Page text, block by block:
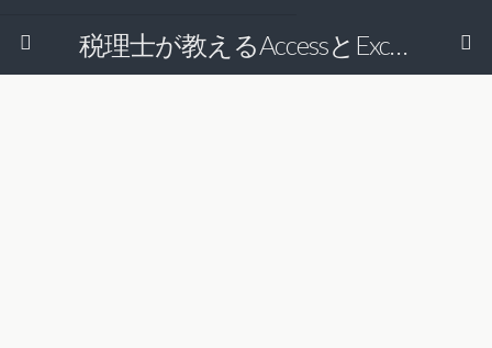
税理士が教えるAccessとExcelで経理の仕事を効率的にする方法